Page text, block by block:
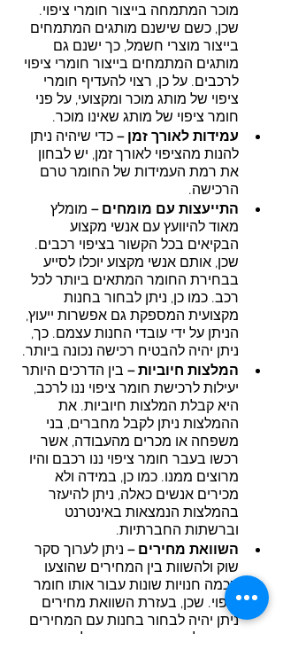
מוכר המתמחה בייצור חומרי ציפוי.
שכן, כשם שישנם מותגים המתמחים
בייצור מוצרי חשמל, כך ישנם גם
מותגים המתמחים בייצור חומרי ציפוי
לרכבים. על כן, רצוי להעדיף חומרי
ציפוי של מותג מוכר ומקצועי, על פני
חומר ציפוי של מותג שאינו מוכר.
עמידות לאורך זמן – כדי שיהיה ניתן
להנות מהציפוי לאורך זמן, יש לבחון
את רמת העמידות של החומר טרם
הרכישה.
התייעצות עם מומחים – מומלץ
מאוד להיוועץ עם אנשי מקצוע
הבקיאים בכל הקשור בציפוי רכבים.
שכן, אותם אנשי מקצוע יוכלו לסייע
בבחירת החומר המתאים ביותר לכל
רכב. כמו כן, ניתן לבחור בחנות
מקצועית המספקת גם אפשרות ייעוץ,
הניתן על ידי עובדי החנות עצמם. כך,
ניתן יהיה להבטיח רכישה נכונה ביותר.
המלצות חיוביות – בין הדרכים היותר
יעילות לרכישת חומר ציפוי ננו לרכב,
היא קבלת המלצות חיוביות. את
ההמלצות ניתן לקבל מחברים, בני
משפחה או מכרים מהעבודה, אשר
רכשו בעבר חומר ציפוי ננו רכבם והיו
מרוצים ממנו. כמו כן, במידה ולא
מכירים אנשים כאלה, ניתן להיעזר
בהמלצות הנמצאות באינטרנט
וברשתות החברתיות.
השוואת מחירים – ניתן לערוך סקר
שוק ולהשוות בין המחירים שהוצעו
בכמה חנויות שונות עבור אותו חומר
ציפוי. שכן, בעזרת השוואת מחירים
ניתן יהיה לבחור בחנות עם המחירים
המשתלמים ביותר. אך יש להדגשי כי